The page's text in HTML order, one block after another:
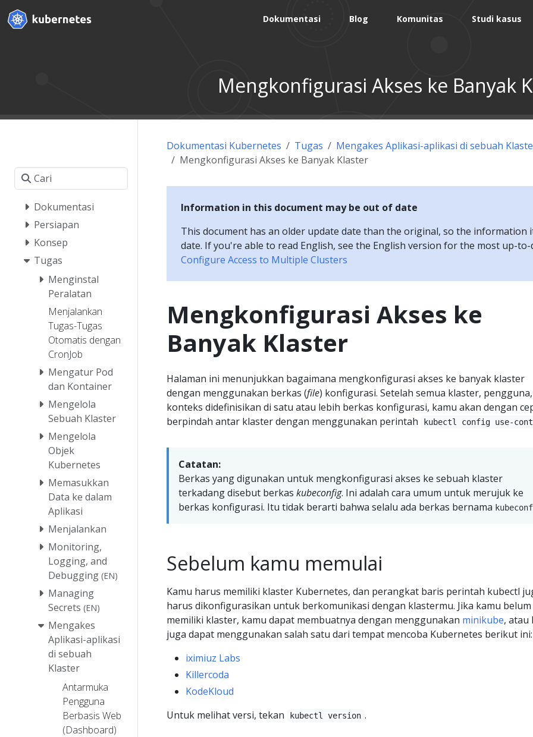
Dokumentasi Blog Komunitas Studi kasus
Mengkonfigurasi Akses ke Banyak
Dokumentasi
Persiapan
Konsep
Tugas
Menginstal
Peralatan
Menjalankan
Tugas-Tugas
Otomatis dengan
CronJob
Mengatur Pod
dan Kontainer
Mengelola
Sebuah Klaster
Mengelola
Objek
Kubernetes
Memasukkan
Data ke dalam
Aplikasi
Menjalankan
Monitoring,
Logging, and
Debugging (EN)
Managing
Secrets (EN)
Mengakes
Aplikasi-aplikasi
di sebuah
Klaster
Antarmuka
Pengguna
Berbasis Web
(Dashboard)
Dokumentasi Kubernetes Tugas
Mengakes Aplikasi-aplikasi di sebuah
Mengkonfigurasi Akses ke Banyak Klaster
Information in this document may be out of date
This document has an older update date than the original, so the information
date. If you're able to read English, see the English version for the most up-
Configure Access to Multiple Clusters
Mengkonfigurasi Akses ke
Banyak Klaster
Halaman ini menunjukkan bagaimana mengkonfigurasi akses ke banyak klaster
dengan menggunakan berkas (file) konfigurasi. Setelah semua klaster,
konteks didefinisikan di satu atau lebih berkas konfigurasi, kamu akan dengan
berpindah antar klaster dengan menggunakan perintah
kubectl config use-
Catatan:
Berkas yang digunakan untuk mengkonfigurasi akses ke sebuah klaster
terkadang disebut berkas kubeconfig. Ini adalah cara umum untuk merujuk ke
berkas konfigurasi. Itu tidak berarti bahwa selalu ada berkas bernama
Sebelum kamu memulai
Kamu harus memiliki klaster Kubernetes, dan perangkat baris perintah kubectl
harus dikonfigurasikan untuk berkomunikasi dengan klastermu. Jika kamu belum
memiliki klaster, kamu dapat membuatnya dengan menggunakan minikube, atau
juga dapat menggunakan salah satu dari tempat mencoba Kubernetes berikut ini:
iximiuz Labs
Killercoda
KodeKloud
Untuk melihat versi, tekan
kubectl version .